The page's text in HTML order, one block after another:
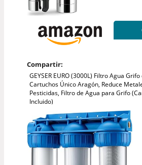
Compartir:
GEYSER EURO (3000L) Filtro Agua
Cartuchos Único Aragón, Reduce
Pesticidas, Filtro de Agua para Grifo
Incluido)